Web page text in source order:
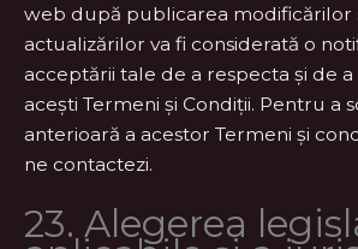
web după publicarea modificărilor
actualizărilor va fi considerată o
acceptării tale de a respecta și de
acești Termeni și Condiții. Pentru a
anterioară a acestor Termeni și
ne contactezi.
23. Alegerea